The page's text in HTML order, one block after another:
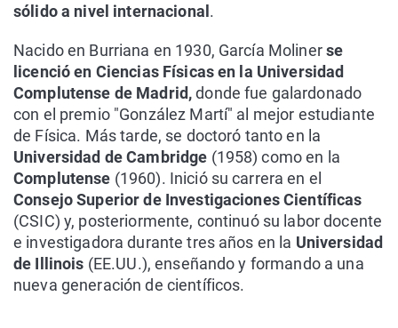
sólido a nivel internacional .
Nacido en Burriana en 1930, García Molinerse
licenció en Ciencias Físicas en la Universidad
Complutense de Madrid,donde fue galardonado
con el premio "González Martí" al mejor estudiante
de Física. Más tarde, se doctoró tanto en la
Universidad de Cambridge (1958) como en la
Complutense (1960). Inició su carrera en el
Consejo Superior de Investigaciones Científicas
(CSIC) y, posteriormente, continuó su labor docente
e investigadora durante tres años en la Universidad
de Illinois (EE.UU.), enseñando y formando a una
nueva generación de científicos.